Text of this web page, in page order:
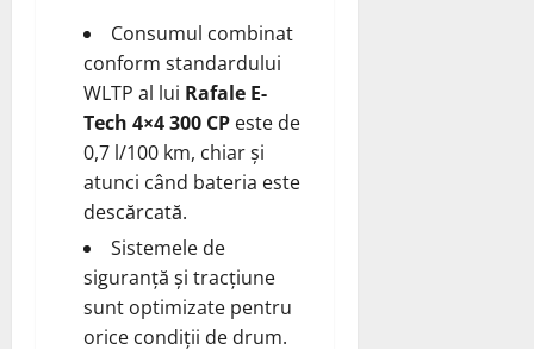
Consumul combinat
conform standardului
WLTP al lui Rafale E-
Tech 4×4 300 CP este de
0,7 l/100 km, chiar și
atunci când bateria este
descărcată.
Sistemele de
siguranță și tracțiune
sunt optimizate pentru
orice condiții de drum.